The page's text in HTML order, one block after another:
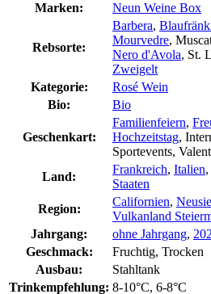
Marken:
Neun Weine Box
Rebsorte:
Barbera,
Mourvedre,
Nero d'Avola, St.
Zweigelt
Kategorie:
Rosé Wein
Bio:
Bio
Geschenkart:
Familienfeiern,
Hochzeitstag,
Sportevents,
Land:
Frankreich, Italien,
Staaten
Region:
Californien,
Vulkanland
Jahrgang:
ohne Jahrgang,
Geschmack:
Fruchtig, Trocken
Ausbau:
Stahltank
Trinkempfehlung: 8-10°C, 6-8°C